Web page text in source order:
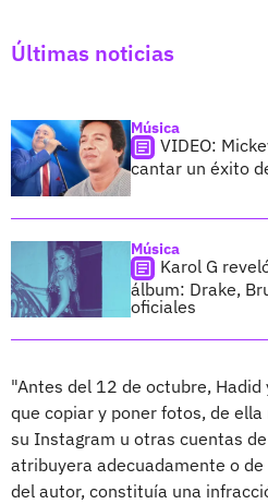
Últimas noticias
Música
VIDEO:
cantar un éxito
Música
Karol G
álbum: Drake,
oficiales
"Antes del 12 de octubre,
que copiar y poner fotos, de
su Instagram u otras cuentas
atribuyera adecuadamente o
del autor, constituía una